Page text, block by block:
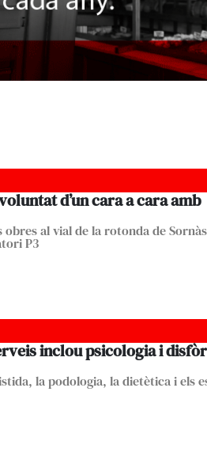
d’un cara a cara amb
obres al vial de la rotonda de
P3
inclou psicologia i
la podologia, la dietètica i els